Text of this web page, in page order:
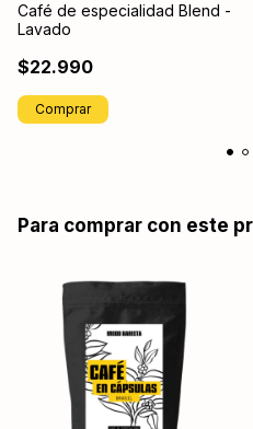
Café de especialidad Blend -
Lavado
$22.990
Comprar
Para comprar con este